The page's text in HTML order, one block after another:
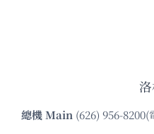
總機Main (626) 956-8200(